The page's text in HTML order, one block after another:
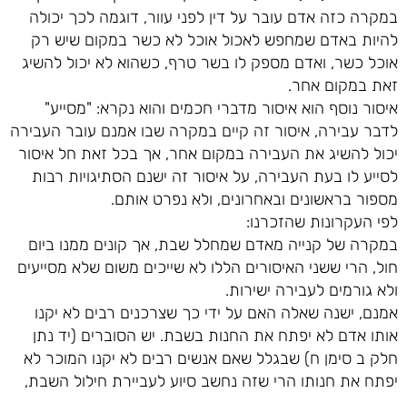
במקרה כזה אדם עובר על דין לפני עוור, דוגמה לכך יכולה
להיות באדם שמחפש לאכול אוכל לא כשר במקום שיש רק
אוכל כשר, ואדם מספק לו בשר טרף, כשהוא לא יכול להשיג
זאת במקום אחר.
איסור נוסף הוא איסור מדברי חכמים והוא נקרא: "מסייע"
לדבר עבירה, איסור זה קיים במקרה שבו אמנם עובר העבירה
יכול להשיג את העבירה במקום אחר, אך בכל זאת חל איסור
לסייע לו בעת העבירה, על איסור זה ישנם הסתיגויות רבות
מספור בראשונים ובאחרונים, ולא נפרט אותם.
לפי העקרונות שהזכרנו:
במקרה של קנייה מאדם שמחלל שבת, אך קונים ממנו ביום
חול, הרי ששני האיסורים הללו לא שייכים משום שלא מסייעים
ולא גורמים לעבירה ישירות.
אמנם, ישנה שאלה האם על ידי כך שצרכנים רבים לא יקנו
אותו אדם לא יפתח את החנות בשבת. יש הסוברים (יד נתן
חלק ב סימן ח) שבגלל שאם אנשים רבים לא יקנו המוכר לא
יפתח את חנותו הרי שזה נחשב סיוע לעביירת חילול השבת,